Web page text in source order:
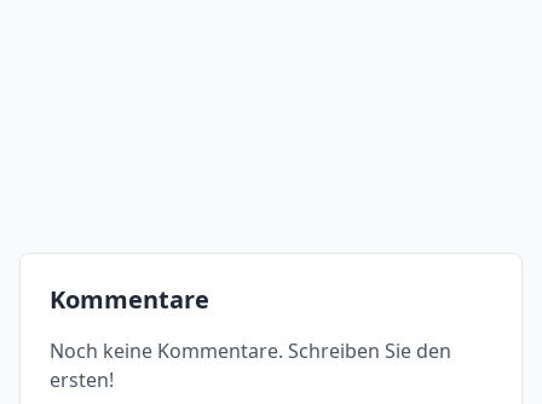
Kommentare
Noch keine Kommentare. Schreiben Sie den
ersten!